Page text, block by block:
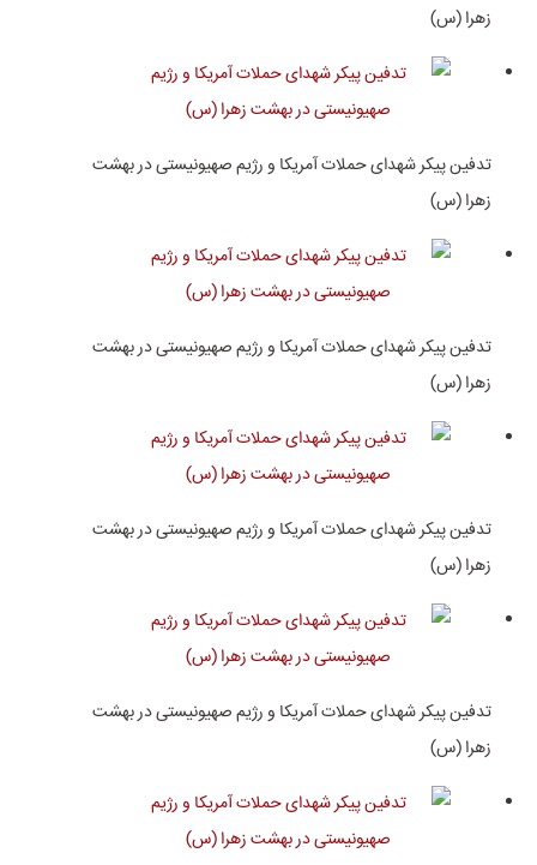
زهرا (س)
تدفین پیکر شهدای حملات آمریکا و رژیم صهیونیستی در بهشت
زهرا (س)
تدفین پیکر شهدای حملات آمریکا و رژیم صهیونیستی در بهشت
زهرا (س)
تدفین پیکر شهدای حملات آمریکا و رژیم صهیونیستی در بهشت
زهرا (س)
تدفین پیکر شهدای حملات آمریکا و رژیم صهیونیستی در بهشت
زهرا (س)